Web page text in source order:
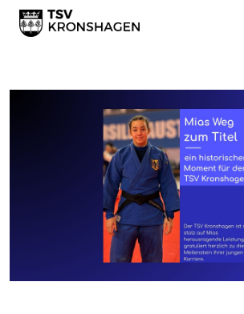
STARTSEITE
100 JAHRE TSVK
SPORTANGEBOT
NEUIGKEITEN
Termine
News